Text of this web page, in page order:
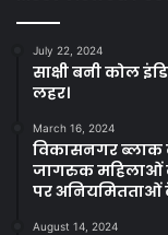
July 22, 2024
साक्षी बनी कोल
लहर।
March 16, 2024
विकासनगर ब्लाक
जागरुक महिलाओं
पर
August 14, 2024